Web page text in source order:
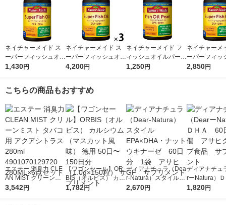
ネイチャーメイド ス
ーパーフィッシュオイ
ル DHA・EPA（90日
メント 大塚製薬
1,430円
ネイチャーメイド ス
ーパーフィッシュオイ
ル DHA・EPA（90日
ト 大塚製薬
4,200円
ネイチャーメイド フ
ィッシュオイルパール
（45日分） 1個（180
1,250円
ネイチャーメ
ーパーフィッ
ル DHA・
2,850円
こちらの商品もおすすめ
エステー 消臭力 CLE
AN MIST クリーンミ
スト タバコ用 アクア
3,542円
【ワゴンセール】OR
BIS（オルビス） カル
シウム（マスカット風
1,782円
ディアナチュラ（Dea
r-Natura）スタイル
EPA×DHA・ナットウ
2,670円
ディアナチュ
rーNatura）
0日 1個 ア
1,820円